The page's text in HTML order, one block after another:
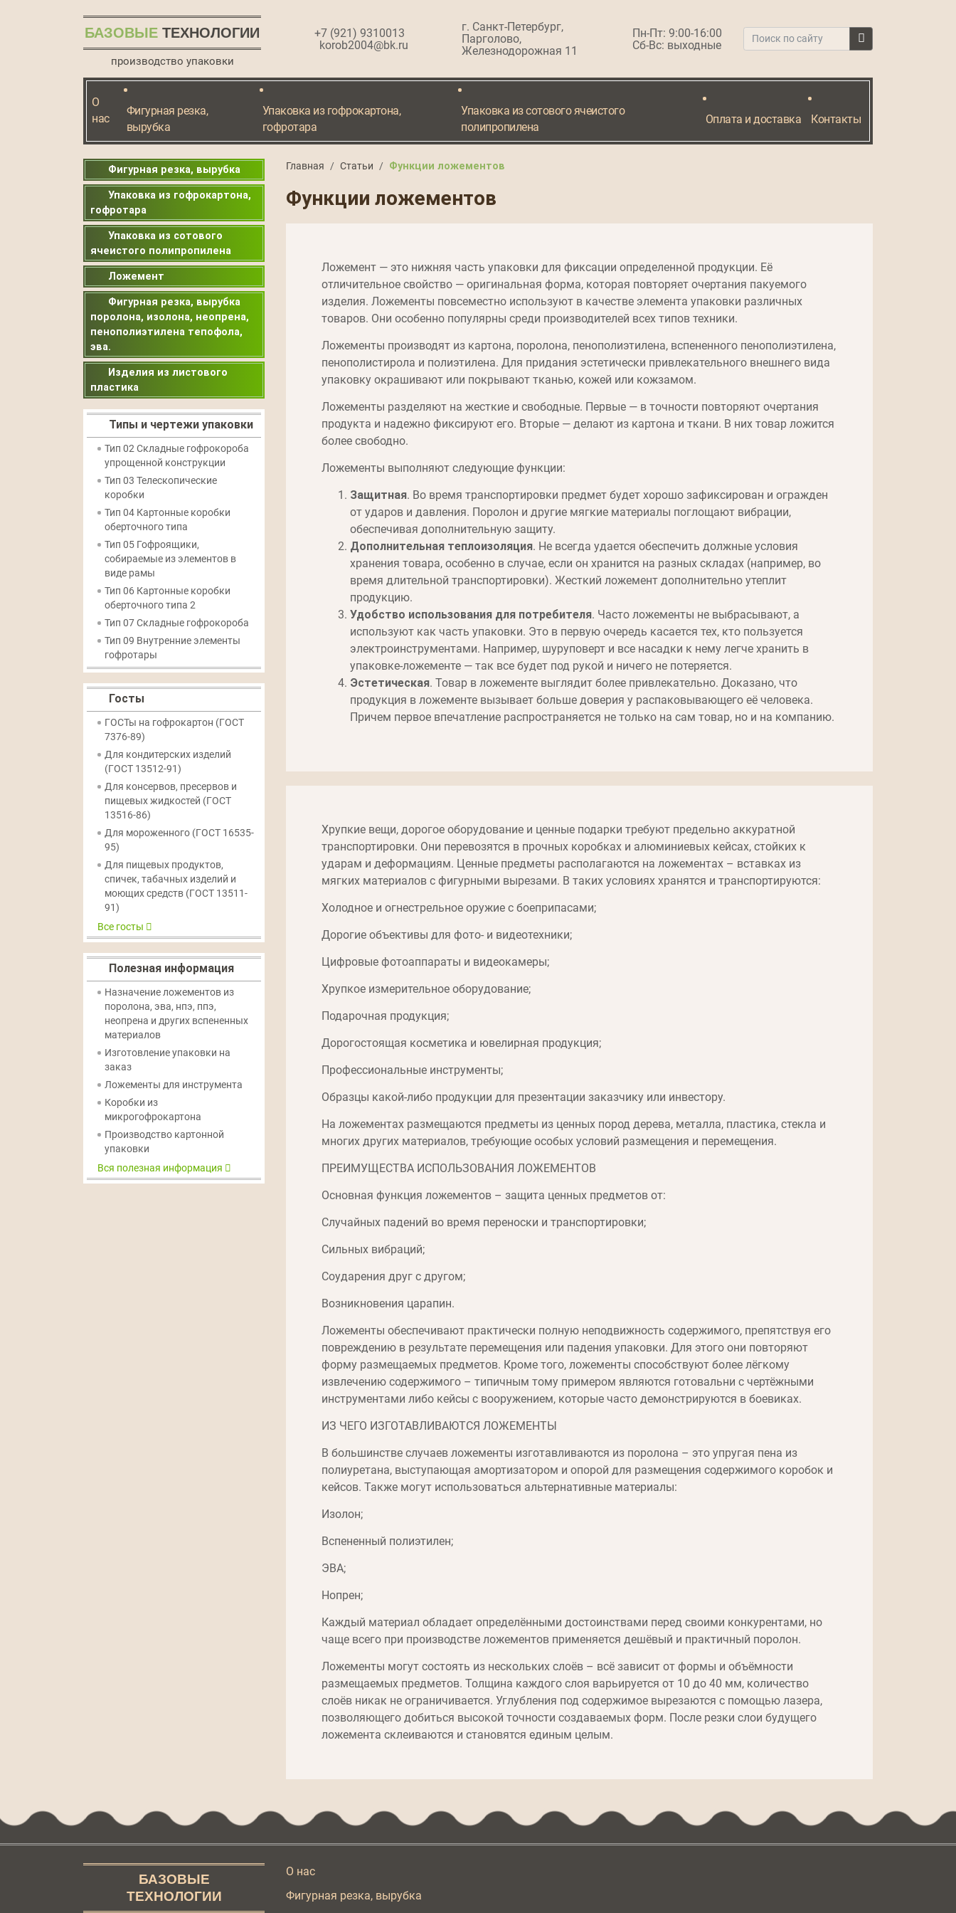
БАЗОВЫЕ ТЕХНОЛОГИИ
производство упаковки
+7 (921) 9310013
korob2004@bk.ru
г. Санкт-Петербург,
Парголово,
Железнодорожная 11
Пн-Пт: 9:00-16:00
Сб-Вс: выходные
О
нас
Фигурная резка,
вырубка
Упаковка из гофрокартона,
гофротара
Упаковка из сотового ячеистого
полипропилена
Оплата и доставка Контакты
Фигурная резка, вырубка
Упаковка из гофрокартона,
гофротара
Упаковка из сотового
ячеистого полипропилена
Ложемент
Фигурная резка, вырубка
поролона, изолона, неопрена,
пенополиэтилена тепофола,
эва.
Изделия из листового
пластика
Типы и чертежи упаковки
Тип 02 Складные гофрокороба
упрощенной конструкции
Тип 03 Телескопические
коробки
Тип 04 Картонные коробки
оберточного типа
Тип 05 Гофроящики,
собираемые из элементов в
виде рамы
Тип 06 Картонные коробки
оберточного типа 2
Тип 07Складные гофрокороба
Тип 09 Внутренние элементы
гофротары
Госты
ГОСТы на гофрокартон (ГОСТ
7376-89)
Для кондитерских изделий
(ГОСТ 13512-91)
Для консервов, пресервов и
пищевых жидкостей (ГОСТ
13516-86)
Для мороженного (ГОСТ 16535-
95)
Для пищевых продуктов,
спичек, табачных изделий и
моющих средств (ГОСТ 13511-
91)
Все госты
Полезная информация
Назначение ложементов из
поролона, эва, нпэ, ппэ,
неопрена и других вспененных
материалов
Изготовление упаковки на
заказ
Ложементы для инструмента
Коробки из
микрогофрокартона
Производство картонной
упаковки
Вся полезная информация
Главная / Статьи / Функции ложементов
Функции ложементов
Ложемент — это нижняя часть упаковки для фиксации определенной продукции. Её
отличительное свойство — оригинальная форма, которая повторяет очертания пакуемого
изделия. Ложементы повсеместно используют в качестве элемента упаковки различных
товаров. Они особенно популярны среди производителей всех типов техники.
Ложементы производят из картона, поролона, пенополиэтилена, вспененного пенополиэтилена,
пенополистирола и полиэтилена. Для придания эстетически привлекательного внешнего вида
упаковку окрашивают или покрывают тканью, кожей или кожзамом.
Ложементы разделяют на жесткие и свободные. Первые — в точности повторяют очертания
продукта и надежно фиксируют его. Вторые — делают из картона и ткани. В них товар ложится
более свободно.
Ложементы выполняют следующие функции:
Защитная. Во время транспортировки предмет будет хорошо зафиксирован и огражден
от ударов и давления. Поролон и другие мягкие материалы поглощают вибрации,
обеспечивая дополнительную защиту.
Дополнительная теплоизоляция. Не всегда удается обеспечить должные условия
хранения товара, особенно в случае, если он хранится на разных складах (например, во
время длительной транспортировки). Жесткий ложемент дополнительно утеплит
продукцию.
Удобство использования для потребителя. Часто ложементы не выбрасывают, а
используют как часть упаковки. Это в первую очередь касается тех, кто пользуется
электроинструментами. Например, шуруповерт и все насадки к нему легче хранить в
упаковке-ложементе — так все будет под рукой и ничего не потеряется.
Эстетическая. Товар в ложементе выглядит более привлекательно. Доказано, что
продукция в ложементе вызывает больше доверия у распаковывающего её человека.
Причем первое впечатление распространяется не только на сам товар, но и на компанию.
Хрупкие вещи, дорогое оборудование и ценные подарки требуют предельно аккуратной
транспортировки. Они перевозятся в прочных коробках и алюминиевых кейсах, стойких к
ударам и деформациям. Ценные предметы располагаются на ложементах – вставках из
мягких материалов с фигурными вырезами. В таких условиях хранятся и транспортируются:
Холодное и огнестрельное оружие с боеприпасами;
Дорогие объективы для фото- и видеотехники;
Цифровые фотоаппараты и видеокамеры;
Хрупкое измерительное оборудование;
Подарочная продукция;
Дорогостоящая косметика и ювелирная продукция;
Профессиональные инструменты;
Образцы какой-либо продукции для презентации заказчику или инвестору.
На ложементах размещаются предметы из ценных пород дерева, металла, пластика, стекла и
многих других материалов, требующие особых условий размещения и перемещения.
ПРЕИМУЩЕСТВА ИСПОЛЬЗОВАНИЯ ЛОЖЕМЕНТОВ
Основная функция ложементов – защита ценных предметов от:
Случайных падений во время переноски и транспортировки;
Сильных вибраций;
Соударения друг с другом;
Возникновения царапин.
Ложементы обеспечивают практически полную неподвижность содержимого, препятствуя его
повреждению в результате перемещения или падения упаковки. Для этого они повторяют
форму размещаемых предметов. Кроме того, ложементы способствуют более лёгкому
извлечению содержимого – типичным тому примером являются готовальни с чертёжными
инструментами либо кейсы с вооружением, которые часто демонстрируются в боевиках.
ИЗ ЧЕГО ИЗГОТАВЛИВАЮТСЯ ЛОЖЕМЕНТЫ
В большинстве случаев ложементы изготавливаются из поролона – это упругая пена из
полиуретана, выступающая амортизатором и опорой для размещения содержимого коробок и
кейсов. Также могут использоваться альтернативные материалы:
Изолон;
Вспененный полиэтилен;
ЭВА;
Нопрен;
Каждый материал обладает определёнными достоинствами перед своими конкурентами, но
чаще всего при производстве ложементов применяется дешёвый и практичный поролон.
Ложементы могут состоять из нескольких слоёв – всё зависит от формы и объёмности
размещаемых предметов. Толщина каждого слоя варьируется от 10 до 40 мм, количество
слоёв никак не ограничивается. Углубления под содержимое вырезаются с помощью лазера,
позволяющего добиться высокой точности создаваемых форм. После резки слои будущего
ложемента склеиваются и становятся единым целым.
БАЗОВЫЕ
ТЕХНОЛОГИИ
О нас
Фигурная резка, вырубка